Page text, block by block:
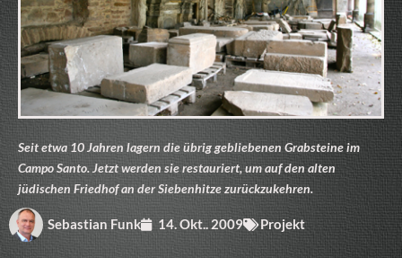
Seit etwa 10 Jahren lagern die übrig gebliebenen Grabsteine im
Campo Santo. Jetzt werden sie restauriert, um auf den alten
jüdischen Friedhof an der Siebenhitze zurückzukehren.
Sebastian Funk 14. Okt.. 2009 Projekt